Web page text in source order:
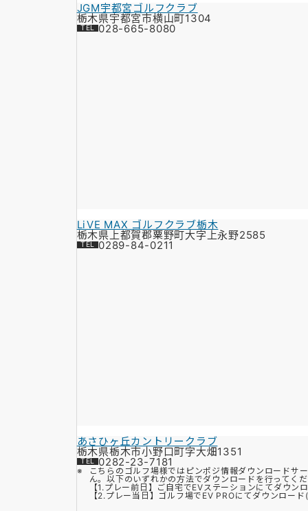
JGM宇都宮ゴルフクラブ
栃木県宇都宮市横山町1304
028-665-8080
LiVE MAX ゴルフクラブ栃木
栃木県上都賀郡粟野町大字上永野2585
0289-84-0211
あさひヶ丘カントリークラブ
栃木県栃木市小野口町字大畑1351
0282-23-7181
こちらのゴルフ場様ではピンポジ情報ダウンロードサ
ん。以下のいずれかの方法でダウンロードを行ってく
【1.プレー前日】ご自宅でEVステーションにてダウン
【2.プレー当日】ゴルフ場でEV PROにてダウンロー